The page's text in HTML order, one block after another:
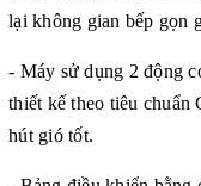
lại không gian bếp gọn
- Máy sử dụng 2 động
thiết kế theo tiêu
hút gió tốt.